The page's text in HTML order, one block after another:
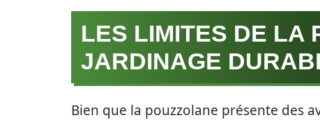
LES LIMITES DE LA
JARDINAGE
Bien que la pouzzolane présente des